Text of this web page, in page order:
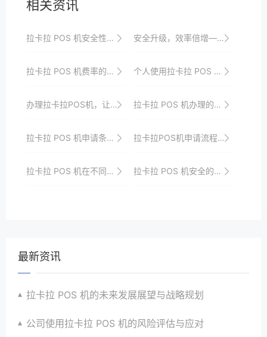
相关资讯
拉卡拉 POS 机安全性相关类 安全升级，效率倍增——拉卡拉POS机申请体验分享
拉卡拉 POS 机费率的竞争优势分析 个人使用拉卡拉 POS 机的场景拓展
办理拉卡拉POS机，让您的店铺支付更加畅通无阻 拉卡拉 POS 机办理的时间周期
拉卡拉 POS 机申请条件的深度解读 拉卡拉POS机申请流程中的客户服务与支持
拉卡拉 POS 机在不同公司行业的应用 拉卡拉 POS 机安全的行业监管要求
最新资讯
拉卡拉 POS 机的未来发展展望与战略规划
公司使用拉卡拉 POS 机的风险评估与应对